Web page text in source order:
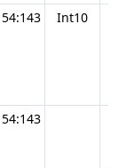
54:143 Int10
54:143